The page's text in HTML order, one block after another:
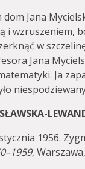
dom Jana
i wzruszeniem,
w
Jana
Ja
1956.
,